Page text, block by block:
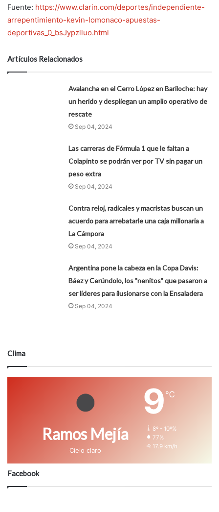
Fuente: https://www.clarin.com/deportes/independiente-
arrepentimiento-kevin-lomonaco-apuestas-
deportivas_0_bsJypzlluo.html
Artículos Relacionados
Avalancha en el Cerro López en Bariloche: hay
un herido y despliegan un amplio operativo de
rescate
Sep 04, 2024
Las carreras de Fórmula 1 que le faltan a
Colapinto se podrán ver por TV sin pagar un
peso extra
Sep 04, 2024
Contra reloj, radicales y macristas buscan un
acuerdo para arrebatarle una caja millonaria a
La Cámpora
Sep 04, 2024
Argentina pone la cabeza en la Copa Davis:
Báez y Cerúndolo, los "nenitos" que pasaron a
ser líderes para ilusionarse con la Ensaladera
Sep 04, 2024
Clima
Ramos Mejía
Cielo claro
9 ℃
8º - 10º%
77%
17.9 km/h
Facebook